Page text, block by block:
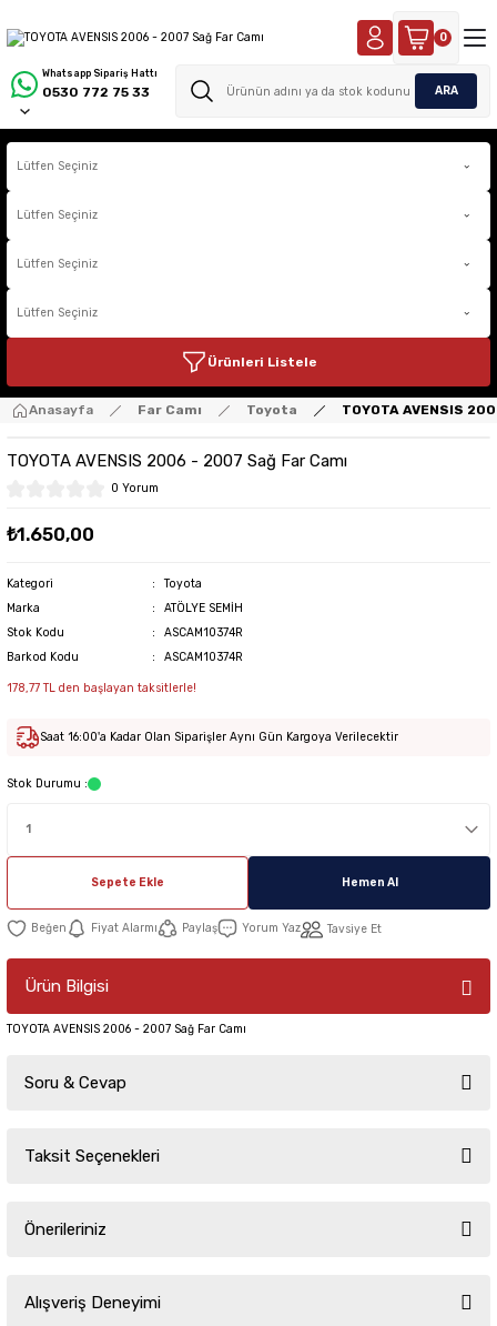
Whatsapp Sipariş Hattı
0530 772 75 33 ARA
0
Ürünleri Listele
Anasayfa Far Camı Toyota TOYOTA AVENSIS
TOYOTA AVENSIS 2006 - 2007 Sağ Far Camı
0 Yorum
₺1.650,00
Kategori
Toyota
Marka
ATÖLYE SEMİH
Stok Kodu
ASCAM10374R
Barkod Kodu
ASCAM10374R
178,77 TL den başlayan taksitlerle!
Saat 16:00'a Kadar Olan Siparişler Aynı Gün Kargoya Verilecektir
Stok Durumu :
Sepete Ekle Hemen Al
Fiyat Alarmı Paylaş Yorum Yaz Tavsiye Et
Ürün Bilgisi
TOYOTA AVENSIS 2006 - 2007 Sağ Far Camı
Soru & Cevap
Ürün hakkında henüz soru sorulmamış.
Taksit Seçenekleri
Önerileriniz
yetersiz gördüğünüz noktaları öneri formunu kullanarak tarafımıza
iletebilirsiniz.
Alışveriş Deneyimi